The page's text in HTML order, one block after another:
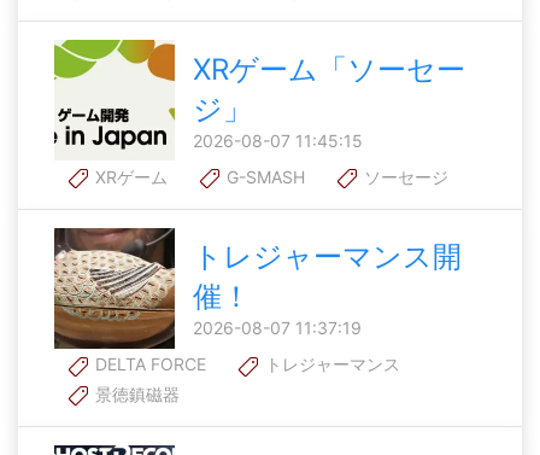
XRゲーム「ソーセー
ジ」
2026-08-07 11:45:15
XRゲーム
G-SMASH ソーセージ
トレジャーマンス開
催！
2026-08-07 11:37:19
DELTA FORCE
トレジャーマンス
景徳鎮磁器